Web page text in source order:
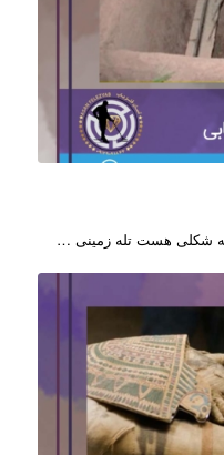
چه شکلی هست تله زمینی …